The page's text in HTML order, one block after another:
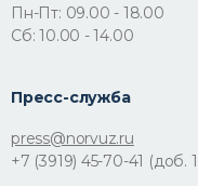
Пн-Пт: 09.00 - 18.00
Сб: 10.00 - 14.00
Пресс-служба
press@norvuz.ru
+7 (3919) 45-70-41 (доб.